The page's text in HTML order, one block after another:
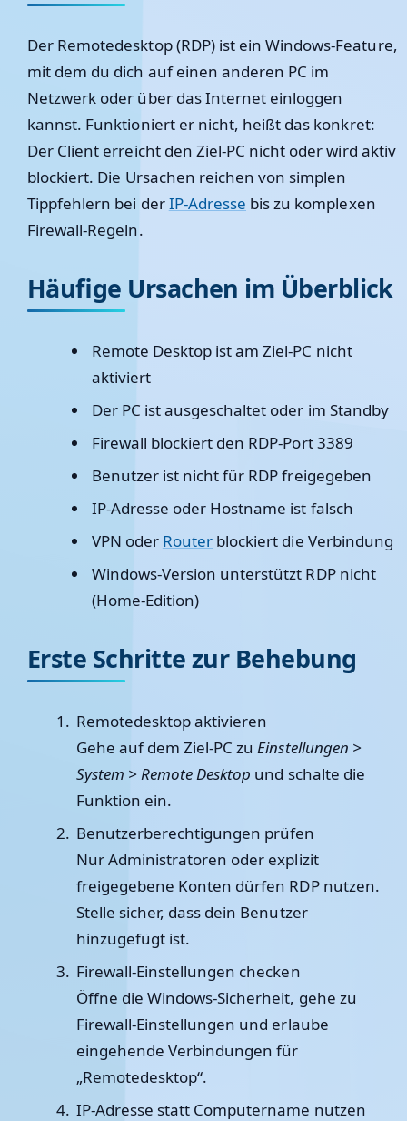
Der Remotedesktop (RDP) ist ein Windows-Feature,
mit dem du dich auf einen anderen PC im
Netzwerk oder über das Internet einloggen
kannst. Funktioniert er nicht, heißt das konkret:
Der Client erreicht den Ziel-PC nicht oder wird aktiv
blockiert. Die Ursachen reichen von simplen
Tippfehlern bei derIP-Adresse bis zu komplexen
Firewall-Regeln.
Häufige Ursachen im Überblick
Remote Desktop ist am Ziel-PC nicht
aktiviert
Der PC ist ausgeschaltet oder im Standby
Firewall blockiert den RDP-Port 3389
Benutzer ist nicht für RDP freigegeben
IP-Adresse oder Hostname ist falsch
VPN oder Router blockiert die Verbindung
Windows-Version unterstützt RDP nicht
(Home-Edition)
Erste Schritte zur Behebung
Remotedesktop aktivieren
Gehe auf dem Ziel-PC zuEinstellungen >
System > Remote Desktop und schalte die
Funktion ein.
Benutzerberechtigungen prüfen
Nur Administratoren oder explizit
freigegebene Konten dürfen RDP nutzen.
Stelle sicher, dass dein Benutzer
hinzugefügt ist.
Firewall-Einstellungen checken
Öffne die Windows-Sicherheit, gehe zu
Firewall-Einstellungen und erlaube
eingehende Verbindungen für
„Remotedesktop“.
IP-Adresse statt Computername nutzen